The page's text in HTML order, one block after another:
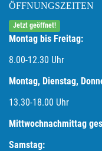
ÖFFNUNGSZEITEN
Jetzt geöffnet!
Montag bis Freitag:
8.00-12.30 Uhr
Montag, Dienstag,
13.30-18.00 Uhr
Mittwochnachmittag
Samstag: